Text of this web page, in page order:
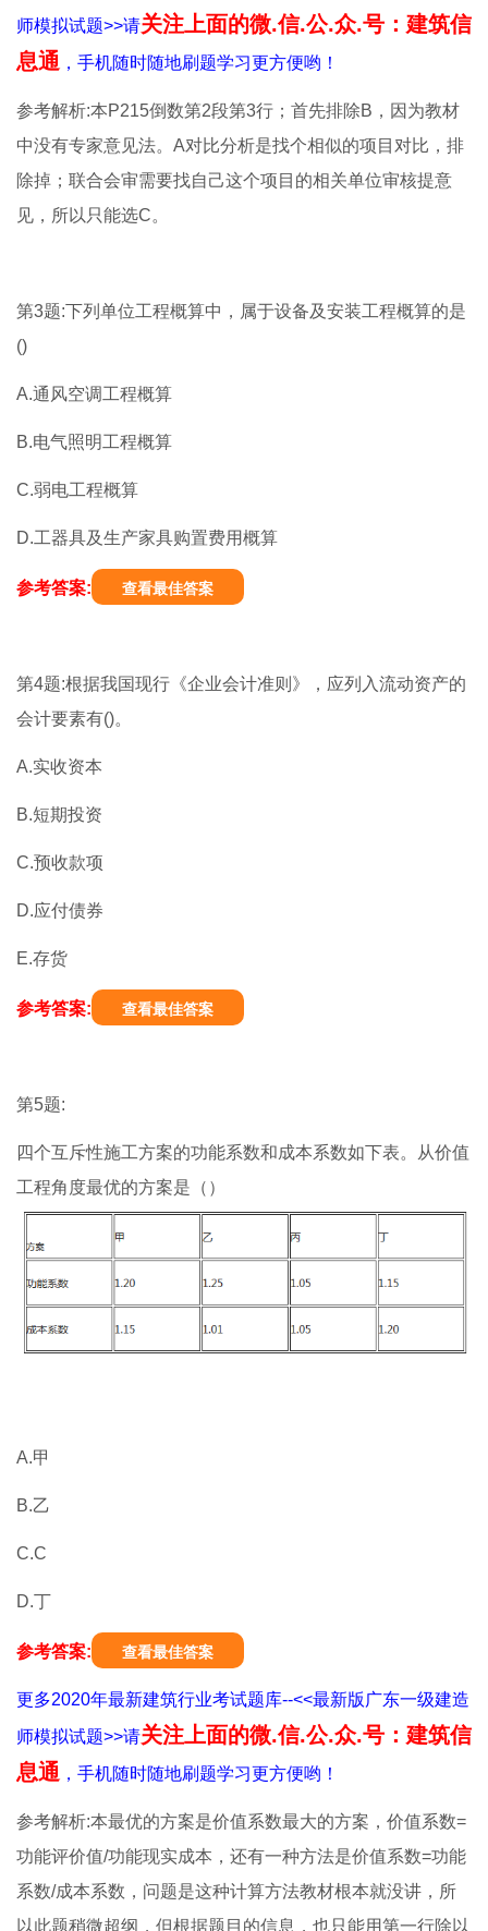
师模拟试题>>请关注上面的微.信.公.众.号：建筑信
息通 ，手机随时随地刷题学习更方便哟！
参考解析:本P215倒数第2段第3行；首先排除B，因为教材
中没有专家意见法。A对比分析是找个相似的项目对比，排
除掉；联合会审需要找自己这个项目的相关单位审核提意
见，所以只能选C。
第3题:下列单位工程概算中，属于设备及安装工程概算的是
()
A.通风空调工程概算
B.电气照明工程概算
C.弱电工程概算
D.工器具及生产家具购置费用概算
参考答案: 查看最佳答案
第4题:根据我国现行《企业会计准则》，应列入流动资产的
会计要素有()。
A.实收资本
B.短期投资
C.预收款项
D.应付债券
E.存货
参考答案: 查看最佳答案
第5题:
四个互斥性施工方案的功能系数和成本系数如下表。从价值
工程角度最优的方案是（）
A.甲
B.乙
C.C
D.丁
参考答案: 查看最佳答案
更多2020年最新建筑行业考试题库--<<最新版广东一级建造
师模拟试题>>请关注上面的微.信.公.众.号：建筑信
息通 ，手机随时随地刷题学习更方便哟！
参考解析:本最优的方案是价值系数最大的方案，价值系数=
功能评价值/功能现实成本，还有一种方法是价值系数=功能
系数/成本系数，问题是这种计算方法教材根本就没讲，所
以此题稍微超纲，但根据题目的信息，也只能用第一行除以